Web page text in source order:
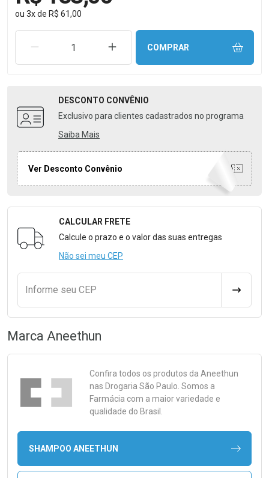
ou 3xde R$ 61,00
REMOVER UMA UNIDADEAUMENTAR UMA UNIDADE
COMPRAR
DESCONTO CONVÊNIO
Exclusivo para clientes cadastrados no programa
Saiba Mais
Ver Desconto Convênio
Formulário para Calcular o Frete
CALCULAR FRETE
Calcule o prazo e o valor das suas entregas
Não sei meu CEP
Informe seu CEP
Marca Aneethun
Confira todos os produtos da Aneethun
nas Drogaria São Paulo. Somos a
Farmácia com a maior variedade e
qualidade do Brasil.
SHAMPOO ANEETHUN